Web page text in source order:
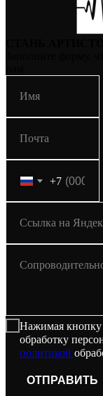
Имя
Почта
+7
Нажимая кнопку
обработку
политикой
ОТПРАВИТЬ